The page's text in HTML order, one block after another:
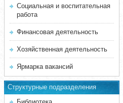
Социальная и воспитательная
работа
Финансовая деятельность
Хозяйственная деятельность
Ярмарка вакансий
Структурные подразделения